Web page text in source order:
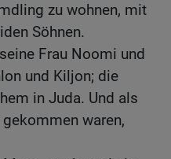
zu wohnen, mit
Söhnen.
Frau Noomi und
und Kiljon; die
in Juda. Und als
waren,